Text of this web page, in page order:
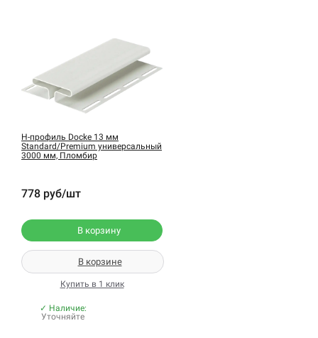
H-профиль Docke 13 мм
Standard/Premium универсальный
3000 мм, Пломбир
778 руб/шт
В корзину
В корзине
Купить в 1 клик
✓ Наличие:
Уточняйте